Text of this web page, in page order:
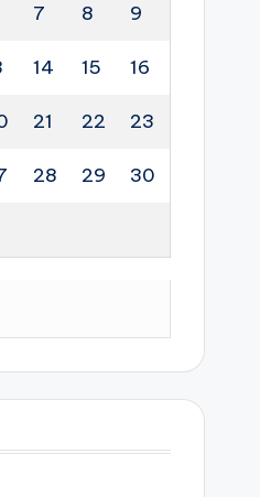
7 8 9
14 15 16
21 22 23
28 29 30